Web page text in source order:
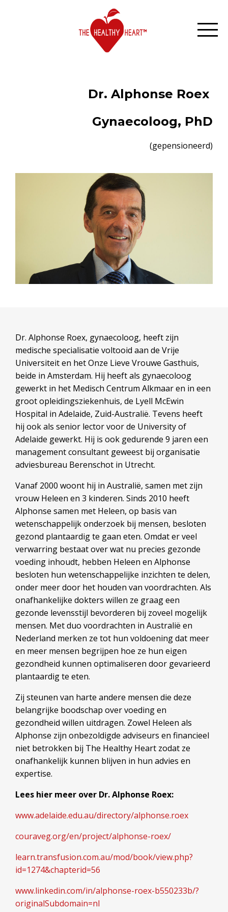
Dr. Alphonse Roex
Gynaecoloog, PhD
(gepensioneerd)
Dr. Alphonse Roex, gynaecoloog, heeft zijn
medische specialisatie voltooid aan de Vrije
Universiteit en het Onze Lieve Vrouwe Gasthuis,
beide in Amsterdam. Hij heeft als gynaecoloog
gewerkt in het Medisch Centrum Alkmaar en in een
groot opleidingsziekenhuis, de Lyell McEwin
Hospital in Adelaide, Zuid-Australië. Tevens heeft
hij ook als senior lector voor de University of
Adelaide gewerkt. Hij is ook gedurende 9 jaren een
management consultant geweest bij organisatie
adviesbureau Berenschot in Utrecht.
Vanaf 2000 woont hij in Australië, samen met zijn
vrouw Heleen en 3 kinderen. Sinds 2010 heeft
Alphonse samen met Heleen, op basis van
wetenschappelijk onderzoek bij mensen, besloten
gezond plantaardig te gaan eten. Omdat er veel
verwarring bestaat over wat nu precies gezonde
voeding inhoudt, hebben Heleen en Alphonse
besloten hun wetenschappelijke inzichten te delen,
onder meer door het houden van voordrachten. Als
onafhankelijke dokters willen ze graag een
gezonde levensstijl bevorderen bij zoveel mogelijk
mensen. Met duo voordrachten in Australië en
Nederland merken ze tot hun voldoening dat meer
en meer mensen begrijpen hoe ze hun eigen
gezondheid kunnen optimaliseren door gevarieerd
plantaardig te eten.
Zij steunen van harte andere mensen die deze
belangrijke boodschap over voeding en
gezondheid willen uitdragen. Zowel Heleen als
Alphonse zijn onbezoldigde adviseurs en financieel
niet betrokken bij The Healthy Heart zodat ze
onafhankelijk kunnen blijven in hun advies en
expertise.
Lees hier meer over Dr. Alphonse Roex:
www.adelaide.edu.au/directory/alphonse.roex
couraveg.org/en/project/alphonse-roex/
learn.transfusion.com.au/mod/book/view.php?
id=1274&chapterid=56
www.linkedin.com/in/alphonse-roex-b550233b/?
originalSubdomain=nl